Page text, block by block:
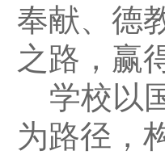
奉献、德
之路，赢
学校以
为路径，